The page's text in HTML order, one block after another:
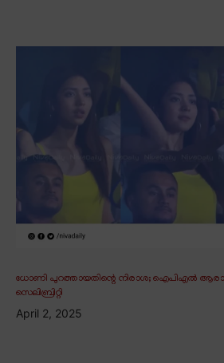
ധോണി പുറത്തായതിന്റെ നിരാശ; ഐപിഎൽ
സെലിബ്രിറ്റി
April 2, 2025